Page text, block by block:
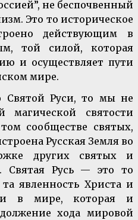
не беспочвенный
Это то историческое
действующим в
той силой, которая
и осуществляет пути
мире.
Руси, то мы не
магической святости
сообществе святых,
Русская Земля во
других святых и
Святая Русь — это то
явленность Христа и
в мире, которая и
хода мировой